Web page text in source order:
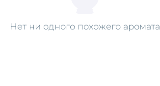
Нет ни одного похожего аромата